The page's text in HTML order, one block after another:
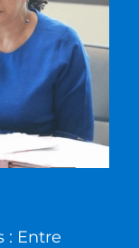
: Entre